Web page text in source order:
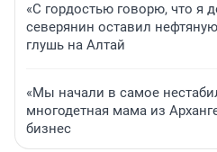
«С гордостью говорю, что я
северянин оставил
глушь на Алтай
«Мы начали в самое
многодетная мама из
бизнес